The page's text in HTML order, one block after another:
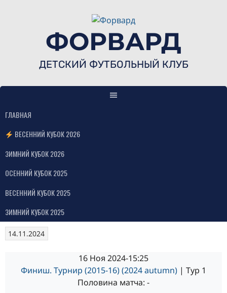
ФОРВАРД
ДЕТСКИЙ ФУТБОЛЬНЫЙ КЛУБ
ГЛАВНАЯ
ВЕСЕННИЙ КУБОК 2026
ЗИМНИЙ КУБОК 2026
ОСЕННИЙ КУБОК 2025
ВЕСЕННИЙ КУБОК 2025
ЗИМНИЙ КУБОК 2025
14.11.2024
16 Ноя 2024-15:25
Финиш. Турнир (2015-16) (2024 autumn) | Тур 1
Половина матча: -